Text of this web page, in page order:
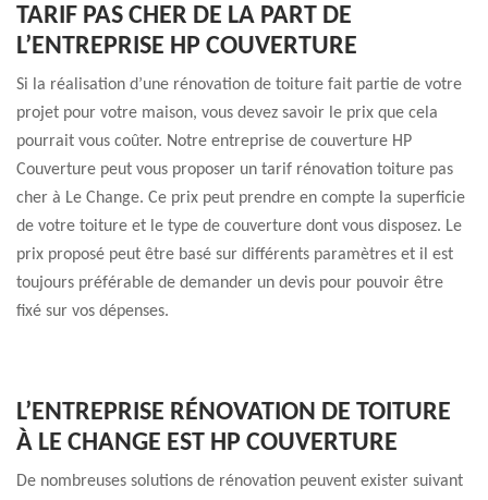
TARIF PAS CHER DE LA PART DE
L’ENTREPRISE HP COUVERTURE
Si la réalisation d’une rénovation de toiture fait partie de votre
projet pour votre maison, vous devez savoir le prix que cela
pourrait vous coûter. Notre entreprise de couverture HP
Couverture peut vous proposer un tarif rénovation toiture pas
cher à Le Change. Ce prix peut prendre en compte la superficie
de votre toiture et le type de couverture dont vous disposez. Le
prix proposé peut être basé sur différents paramètres et il est
toujours préférable de demander un devis pour pouvoir être
fixé sur vos dépenses.
L’ENTREPRISE RÉNOVATION DE TOITURE
À LE CHANGE EST HP COUVERTURE
De nombreuses solutions de rénovation peuvent exister suivant